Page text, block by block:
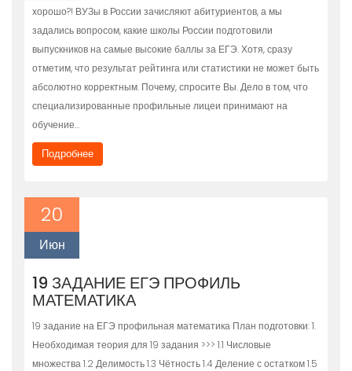
хорошо?! ВУЗы в России зачисляют абитуриентов, а мы
задались вопросом, какие школы России подготовили
выпускников на самые высокие баллы за ЕГЭ. Хотя, сразу
отметим, что результат рейтинга или статистики не может быть
абсолютно корректным. Почему, спросите Вы. Дело в том, что
специализированные профильные лицеи принимают на
обучение…
Подробнее
20
Июн
19 ЗАДАНИЕ ЕГЭ ПРОФИЛЬ
МАТЕМАТИКА
19 задание на ЕГЭ профильная математика План подготовки: 1.
Необходимая теория для 19 задания >>> 1.1 Числовые
множества 1.2 Делимость 1.3 Чётность 1.4 Деление с остатком 1.5